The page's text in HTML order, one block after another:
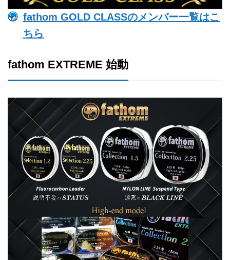
fathom GOLD CLASSのメンバー一覧はこ
ちら
fathom EXTREME 始動